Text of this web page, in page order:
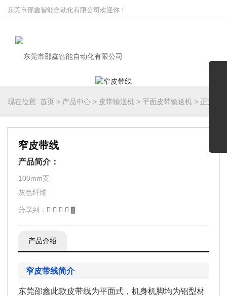
东莞市邵鑫智能自动化有限公司欢迎你！
现在位置: 首页 > 产品中心 > 皮带输送机 > 平面皮带输送机 > 正文
窄皮带线
产品简介：
100mm宽
灰色纤维
分享到：
产品介绍
窄皮带线简介
东莞邵鑫此款皮带线为平面式，机身机脚均为铝型材